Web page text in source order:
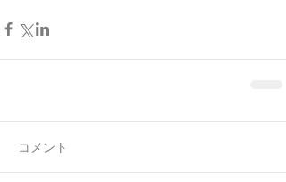
コメント